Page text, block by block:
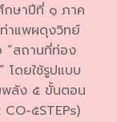
กษาปีที่ ๑ ภาค
าแพผดุงวิทย์
“สถานที่ท่อง
โดยใช้รูปแบบ
พลัง ๕ ขั้นตอน
๕STEPs)